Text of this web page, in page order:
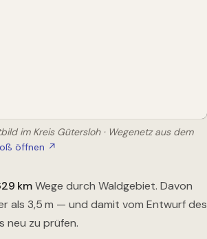
im Kreis Gütersloh · Wegenetz aus dem
öffnen ↗
kmWege durch Waldgebiet. Davon
als 3,5 m — und damit vom Entwurf des
neu zu prüfen.